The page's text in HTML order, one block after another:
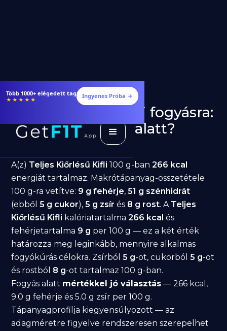
Több 1000+ elégedett tag
★★★★★ Ingyenes Próba →
Teljes Kiőrlésű Kifli fogyásra:
jó választás diéta alatt?
A(z) Teljes Kiőrlésű Kifli 100 g-ban266 kcal
energiát tartalmaz. Makrótápanyag-összetétele
100 g-ra vetítve: 9 g fehérje,51 g szénhidrát
(ebből5 g cukor),5 g zsír és 8 g rost. A Teljes
Kiőrlésű Kifli kalóriatartalma266 kcal és
fehérjetartalma 9 g per 100 g — ez a két érték
határozza meg leginkább, mennyire alkalmas
fogyókúrás célokra. Zsírból5 g-ot, cukorból5 g-ot
és rostból 8 g-ot tartalmaz 100 g-ban.
Fogyás alatt mértékkel jó választás — 266 kcal,
9.0 g fehérje és 5.0 g zsír per 100 g.
Tápanyagprofilja kiegyensúlyozott — az
adagméretre figyelve rendszeresen szerepelhet